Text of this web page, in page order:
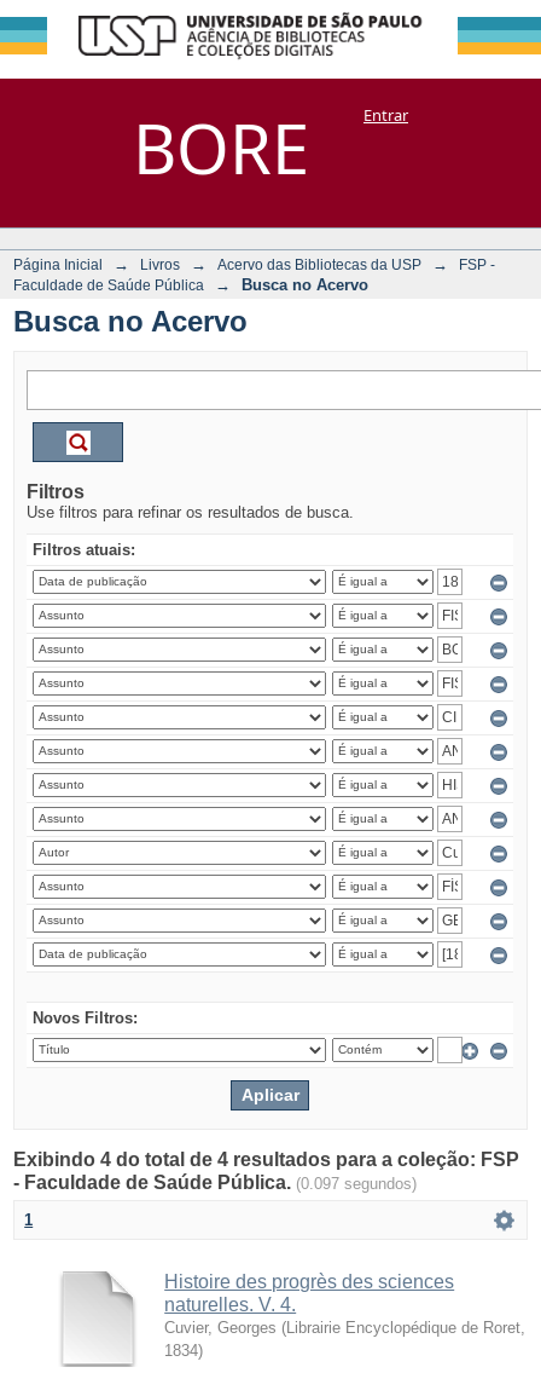
BORE
Busca no Acervo
DSpace/Manakin + CoriscoEntrar
Página Inicial → Livros → Acervo das Bibliotecas da USP →
FSP -
Faculdade de Saúde Pública
→ Busca no Acervo
Busca no Acervo
Filtros
Use filtros para refinar os resultados de busca.
Filtros atuais:
Novos Filtros:
Exibindo 4 do total de 4 resultados para a coleção: FSP
- Faculdade de Saúde Pública. (0.097 segundos)
1
Histoire des progrès des sciences
naturelles. V. 4.
Cuvier, Georges ( Librairie Encyclopédique de Roret
1834)